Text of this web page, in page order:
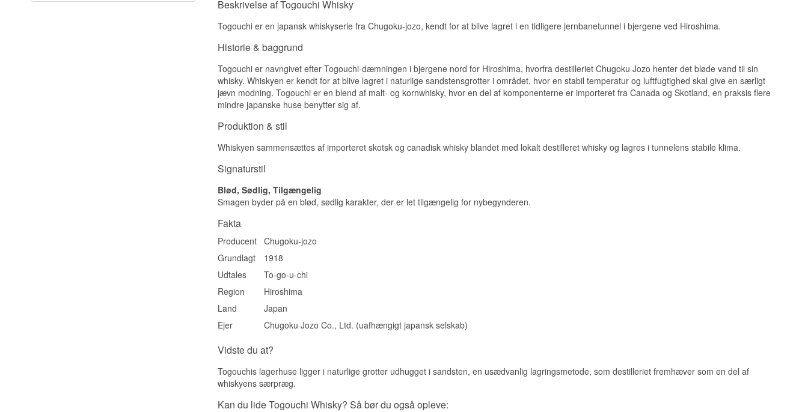
whisky'}
Type: Japanese Blended Whisky
ABV: 40 %
Smagsprofil
Blød · Rund · Mild · Sødlig
Vidste du at?
kom i brug til det formål.
Honning og modne pærer med en let røget duft og et strejf gammelt egetræ.
Smag
Eftersmag
Lang og blød, med en sidste antydning af honning.
Specifikationer
Region/Land: Hiroshima, Japan
EAN nr.: 4901903060039
Jernbanetunnelen, hvor Togouchi lagrer sin whisky, blev oprindeligt boret i 1970 af
Beskrivelse af Togouchi Whisky
Togouchi er en japansk whiskyserie fra Chugoku-jozo, kendt for at blive lagret i en tidligere jernbanetunnel i bjergene ved Hiroshima.
Historie & baggrund
Togouchi er navngivet efter Togouchi-dæmningen i bjergene nord for Hiroshima, hvorfra destilleriet Chugoku Jozo henter det bløde vand til sin
whisky. Whiskyen er kendt for at blive lagret i naturlige sandstensgrotter i området, hvor en stabil temperatur og luftfugtighed skal give en særligt
jævn modning. Togouchi er en blend af malt- og kornwhisky, hvor en del af komponenterne er importeret fra Canada og Skotland, en praksis flere
mindre japanske huse benytter sig af.
Produktion & stil
Whiskyen sammensættes af importeret skotsk og canadisk whisky blandet med lokalt destilleret whisky og lagres i tunnelens stabile klima.
Signaturstil
Blød, Sødlig, Tilgængelig
Smagen byder på en blød, sødlig karakter, der er let tilgængelig for nybegynderen.
Fakta
Producent Chugoku-jozo
Grundlagt
1918
Udtales
To-go-u-chi
Region
Hiroshima
Land
Japan
Ejer
Chugoku Jozo Co., Ltd. (uafhængigt japansk selskab)
Vidste du at?
Togouchis lagerhuse ligger i naturlige grotter udhugget i sandsten, en usædvanlig lagringsmetode, som destilleriet fremhæver som en del af
whiskyens særpræg.
Kan du lide Togouchi Whisky? Så bør du også opleve: